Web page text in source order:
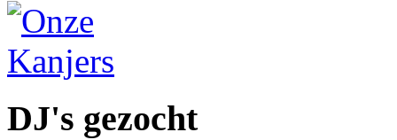
DJ's gezocht